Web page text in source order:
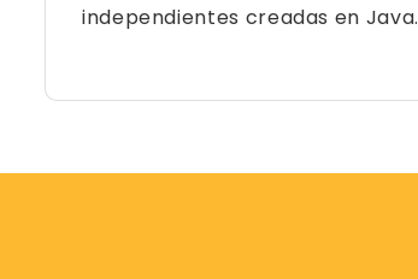
independientes creadas en Java.